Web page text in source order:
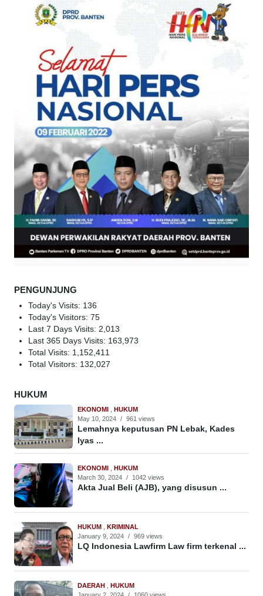
PENGUNJUNG
Today's Visits: 136
Today's Visitors: 75
Last 7 Days Visits: 2,013
Last 365 Days Visits: 163,973
Total Visits: 1,152,411
Total Visitors: 132,027
HUKUM
EKONOMI , HUKUM
May 10, 2024 / 961 views
Lemahnya keputusan PN Lebak, Kades
Iyas ...
EKONOMI , HUKUM
March 30, 2024 / 1042 views
Akta Jual Beli (AJB), yang disusun ...
HUKUM , KRIMINAL
January 9, 2024 / 969 views
LQ Indonesia Lawfirm Law firm terkenal ...
DAERAH , HUKUM